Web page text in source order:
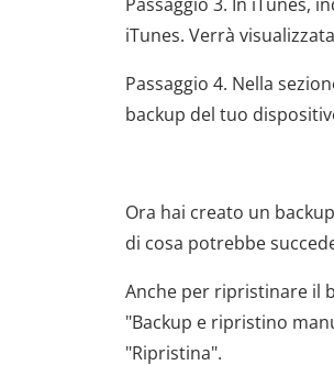
iTunes. Verrà
Passaggio 4. Nella
backup del tuo
Ora hai creato un
di cosa potrebbe
Anche per ripristinare il
"Backup e ripristino
"Ripristina".